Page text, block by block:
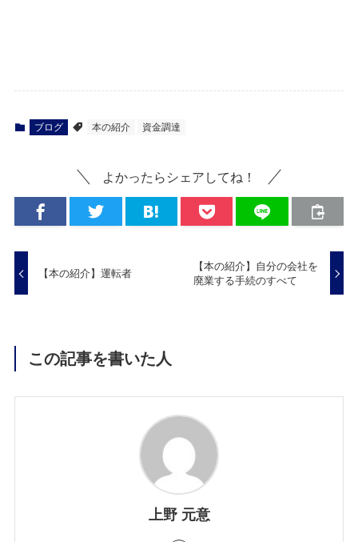
ブログ 本の紹介 資金調達
よかったらシェアしてね！
【本の紹介】運転者
【本の紹介】自分の会社を
廃業する手続のすべて
この記事を書いた人
上野 元意